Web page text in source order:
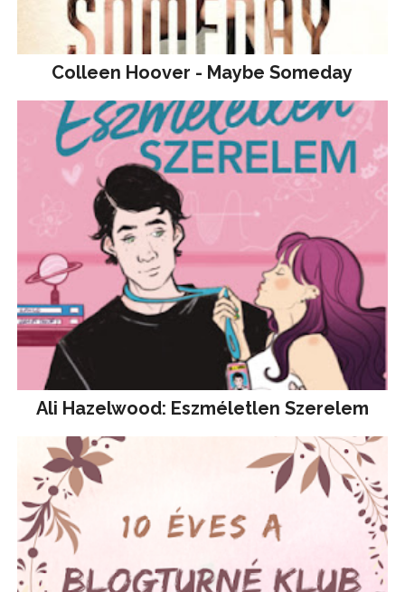
Colleen Hoover - Maybe Someday
Ali Hazelwood: Eszméletlen Szerelem